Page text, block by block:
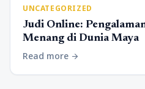
UNCATEGORIZED
Judi Online:
Menang di Dunia Maya
Read more arrow_forward